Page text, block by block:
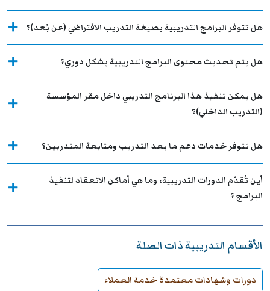
هل تتوفر البرامج التدريبية بصيغة التدريب الافتراضي (عن بُعد)؟
هل يتم تحديث محتوى البرامج التدريبية بشكل دوري؟
هل يمكن تنفيذ هذا البرنامج التدريبي داخل مقر المؤسسة
(التدريب الداخلي)؟
هل تتوفر خدمات دعم ما بعد التدريب ومتابعة المتدربين؟
أين تُقدّم الدورات التدريبية، وما هي أماكن الانعقاد لتنفيذ
البرامج ؟
الأقسام التدريبية ذات الصلة
دورات وشهادات معتمدة خدمة العملاء